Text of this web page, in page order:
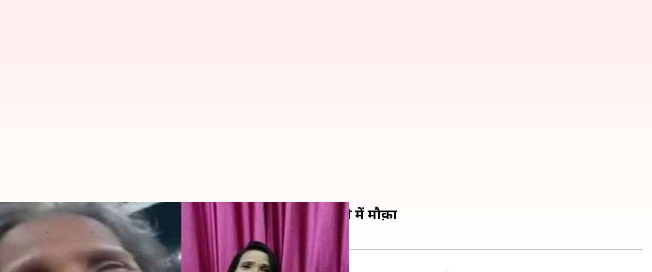
रेलवे स्टेशन पर गाने वाली महिला का बदला रूप, मिला रियलिटी शो में मौक़ा
लेखन 01:07 pm
क्या है खबर?